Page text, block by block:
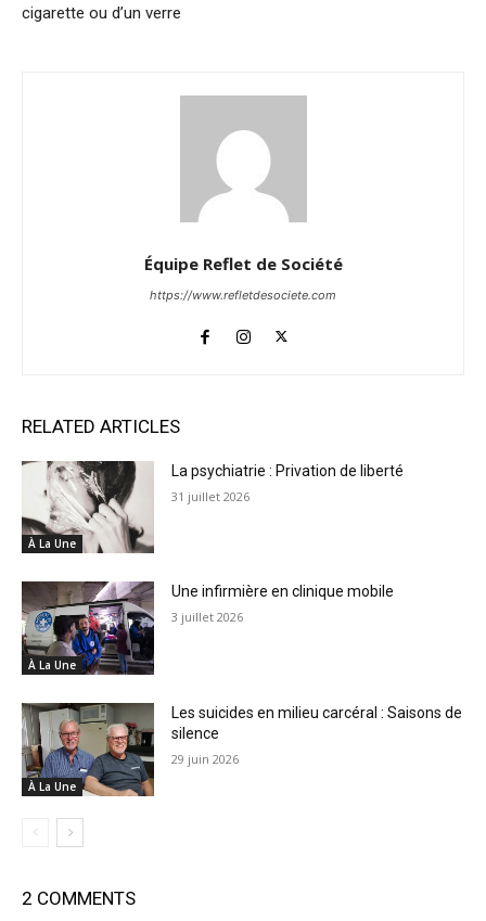
cigarette ou d’un verre
Équipe Reflet de Société
https://www.refletdesociete.com
RELATED ARTICLES
À La Une
La psychiatrie : Privation de liberté
31 juillet 2026
À La Une
Une infirmière en clinique mobile
3 juillet 2026
À La Une
Les suicides en milieu carcéral : Saisons de
silence
29 juin 2026
2 COMMENTS